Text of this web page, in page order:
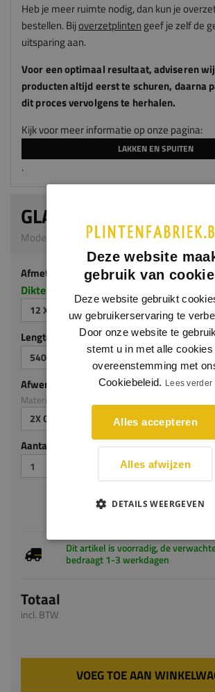
Heb je meer ruimte nodig, dan kun je
bestellen. Bijoverzetplinten geef je zelf de
uitsparing aan.
Voor een optimaal resultaat, adviserenwij
producten altijd eerst te schuren, daarna
dit proces vervolgens te herhalen.
Kijk voor meer informatie op onze pagina:
LAKKEN EN SPUITEN
.
GLADDE PLINT
Model 0101_L | 12 x 70 mm | MDF v313
Afmeting
Dikte x hoogte in millimeters
12 X 70 MM
Lengte (mm)
5400
Afwerking
Materiaal: MDF v313
2X GEGROND
Aantal stuks
Dit artikel is voorradig, de
bedraagt 1-3 werkdagen
Totaal
incl. BTW
VOEG TOE AAN
Deze website
gebruik van
Deze website gebruikt
uw gebruikerservaring te
Door onze website te
stemt u in met alle cookies
overeenstemming met
Cookiebeleid. Lees verder
Alles accepteren
Alles afwijzen
DETAILS WEERGEVEN